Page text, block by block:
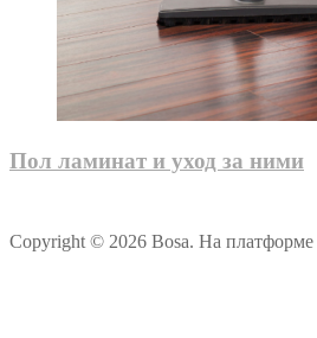
Пол ламинат и уход за ними
Copyright © 2026 Bosa. На платформе